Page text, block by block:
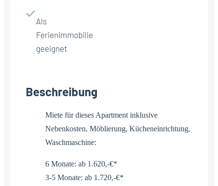
Als
Ferienimmobilie
geeignet
Beschreibung
Miete für dieses Apartment inklusive
Nebenkosten, Möblierung, Kücheneinrichtung,
Waschmaschine:
6 Monate: ab 1.620,-€*
3-5 Monate: ab 1.720,-€*